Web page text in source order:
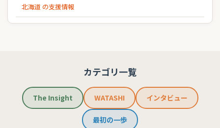
北海道 の支援情報
カテゴリ一覧
The Insight WATASHI インタビュー
最初の一歩